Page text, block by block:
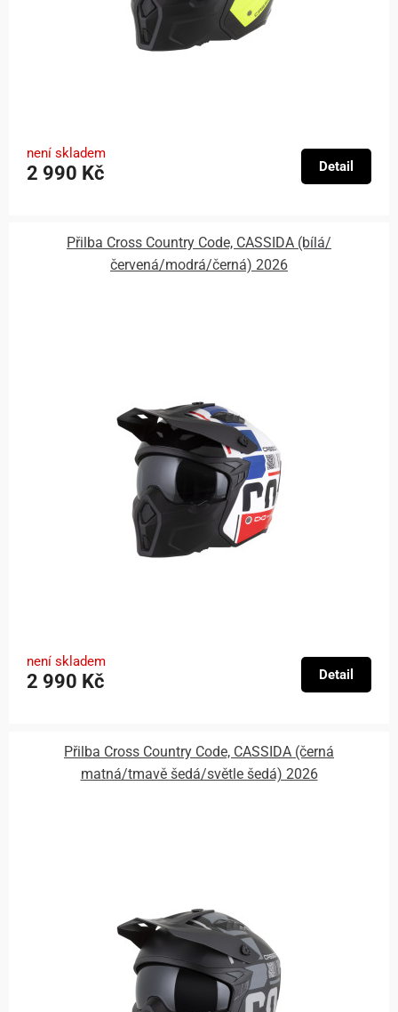
není skladem
2 990 Kč Detail
Přilba Cross Country Code, CASSIDA (bílá/
červená/modrá/černá) 2026
není skladem
2 990 Kč Detail
Přilba Cross Country Code, CASSIDA (černá
matná/tmavě šedá/světle šedá) 2026